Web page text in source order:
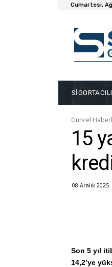
Cumartesi,
Güncel
15
08 Aralık 2025
Son 5 yıl
14,2’ye